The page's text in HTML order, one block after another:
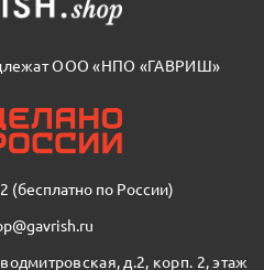
ООО «НПО «ГАВРИШ»
(бесплатно по России)
д.2, корп. 2, этаж